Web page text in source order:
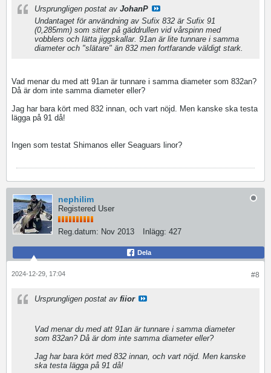
Ursprungligen postat av JohanP
Undantaget för användning av Sufix 832 är Sufix 91
(0,285mm) som sitter på gäddrullen vid vårspinn med
vobblers och lätta jiggskallar. 91an är lite tunnare i samma
diameter och "slätare" än 832 men fortfarande väldigt stark.
Vad menar du med att 91an är tunnare i samma diameter som 832an?
Då är dom inte samma diameter eller?
Jag har bara kört med 832 innan, och vart nöjd. Men kanske ska testa
lägga på 91 då!
Ingen som testat Shimanos eller Seaguars linor?
nephilim
Registered User
Reg.datum: Nov 2013 Inlägg: 427
Dela
#8
2024-12-29, 17:04
Ursprungligen postat av fiior
Vad menar du med att 91an är tunnare i samma diameter
som 832an? Då är dom inte samma diameter eller?
Jag har bara kört med 832 innan, och vart nöjd. Men kanske
ska testa lägga på 91 då!